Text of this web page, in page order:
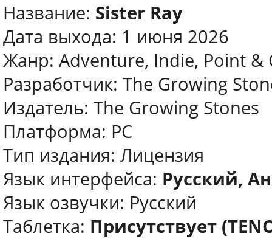
Название: Sister Ray
Дата выхода: 1 июня 2026
Жанр: Adventure, Indie, Point &
Разработчик: The Growing
Издатель: The Growing Stones
Платформа: PC
Тип издания: Лицензия
Язык интерфейса: Русский,
Язык озвучки: Русский
Таблетка: Присутствует